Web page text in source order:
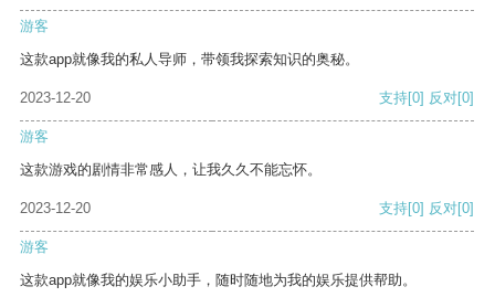
游客
这款app就像我的私人导师，带领我探索知识的奥秘。
2023-12-20 支持[0] 反对[0]
游客
这款游戏的剧情非常感人，让我久久不能忘怀。
2023-12-20 支持[0] 反对[0]
游客
这款app就像我的娱乐小助手，随时随地为我的娱乐提供帮助。